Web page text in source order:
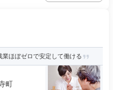
ほぼゼロで安定して働ける
町